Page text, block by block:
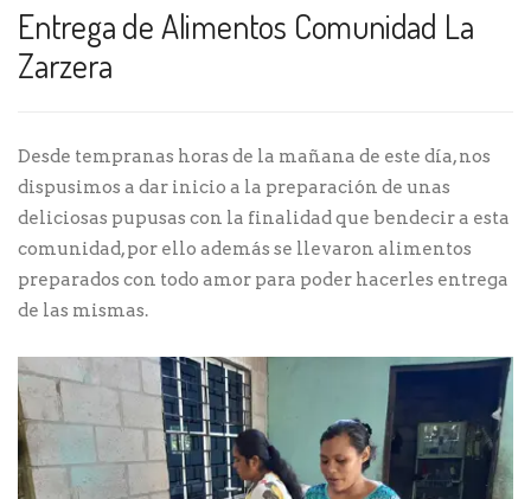
Entrega de Alimentos Comunidad La
Zarzera
Desde tempranas horas de la mañana de este día, nos
dispusimos a dar inicio a la preparación de unas
deliciosas pupusas con la finalidad que bendecir a esta
comunidad, por ello además se llevaron alimentos
preparados con todo amor para poder hacerles entrega
de las mismas.